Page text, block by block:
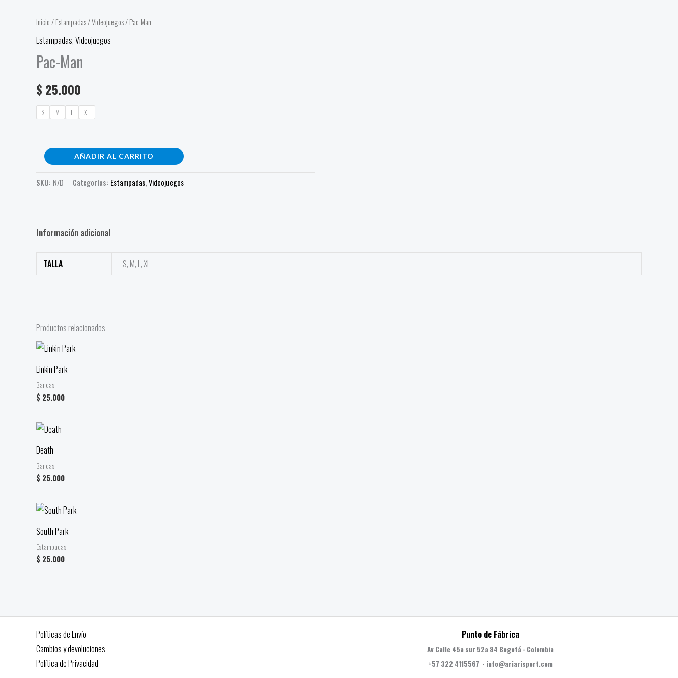
Inicio/Estampadas/Videojuegos/ Pac-Man
Estampadas,Videojuegos
Pac-Man
$ 25.000
S M L XL
cantidad
AÑADIR AL CARRITO
SKU: N/D Categorías: Estampadas,Videojuegos
Información adicional
TALLA S, M, L, XL
Productos relacionados
Linkin Park
Bandas
$ 25.000
Death
Bandas
$ 25.000
South Park
Estampadas
$ 25.000
Políticas de Envío
Cambios y devoluciones
Política de Privacidad
Punto de Fábrica
Av Calle 45a sur 52a 84 Bogotá - Colombia
+57 322 4115567 - info@ariarisport.com